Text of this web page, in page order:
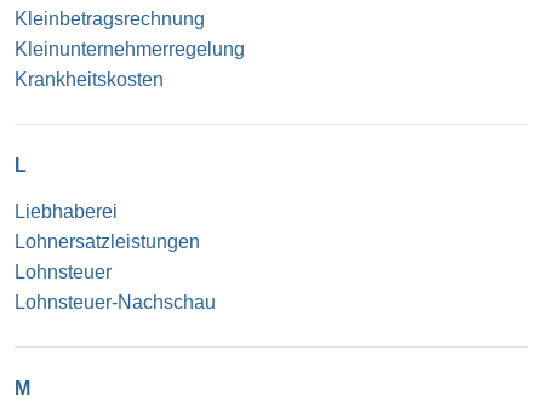
Kleinbetragsrechnung
Kleinunternehmerregelung
Krankheitskosten
L
Liebhaberei
Lohnersatzleistungen
Lohnsteuer
Lohnsteuer-Nachschau
M